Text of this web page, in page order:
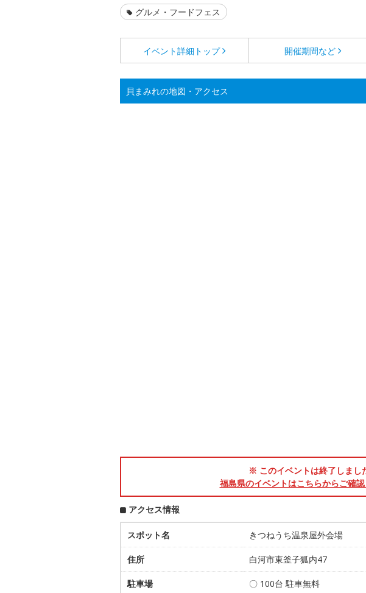
グルメ・フードフェス
イベント詳細 トップ 開催期間など
貝まみれの地図・アクセス
※ このイベントは終了しまし
福島県のイベントはこちらからご確認
アクセス情報
スポット名 きつねうち温泉屋外会場
住所 白河市東釜子狐内47
駐車場 〇 100台 駐車無料